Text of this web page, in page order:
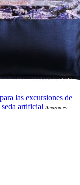
las excursiones de
seda artificial Amazon.es